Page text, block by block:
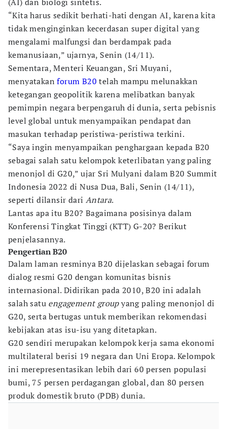
“Kita harus sedikit berhati-hati dengan AI, karena kita
tidak menginginkan kecerdasan super digital yang
mengalami malfungsi dan berdampak pada
kemanusiaan,” ujarnya, Senin (14/11).
Sementara, Menteri Keuangan, Sri Muyani,
menyatakanforum B20 telah mampu melunakkan
ketegangan geopolitik karena melibatkan banyak
pemimpin negara berpengaruh di dunia, serta pebisnis
level global untuk menyampaikan pendapat dan
masukan terhadap peristiwa-peristiwa terkini.
“Saya ingin menyampaikan penghargaan kepada B20
sebagai salah satu kelompok keterlibatan yang paling
menonjol di G20,” ujar Sri Mulyani dalam B20 Summit
Indonesia 2022 di Nusa Dua, Bali, Senin (14/11),
seperti dilansir dari Antara.
Lantas apa itu B20? Bagaimana posisinya dalam
Konferensi Tingkat Tinggi (KTT) G-20? Berikut
penjelasannya.
Pengertian B20
Dalam laman resminya B20 dijelaskan sebagai forum
dialog resmi G20 dengan komunitas bisnis
internasional. Didirikan pada 2010, B20 ini adalah
salah satu engagement groupyang paling menonjol di
G20, serta bertugas untuk memberikan rekomendasi
kebijakan atas isu-isu yang ditetapkan.
G20 sendiri merupakan kelompok kerja sama ekonomi
multilateral berisi 19 negara dan Uni Eropa. Kelompok
ini merepresentasikan lebih dari 60 persen populasi
bumi, 75 persen perdagangan global, dan 80 persen
produk domestik bruto (PDB) dunia.